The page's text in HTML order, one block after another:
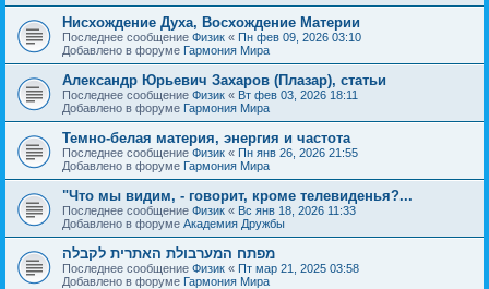
Нисхождение Духа, Восхождение Материи
Последнее сообщение Физик « Пн фев 09, 2026 03:10
Добавлено в форуме Гармония Мира
Александр Юрьевич Захаров (Плазар), статьи
Последнее сообщение Физик « Вт фев 03, 2026 18:11
Добавлено в форуме Гармония Мира
Темно-белая материя, энергия и частота
Последнее сообщение Физик « Пн янв 26, 2026 21:55
Добавлено в форуме Гармония Мира
"Что мы видим, - говорит, кроме телевиденья?...
Последнее сообщение Физик « Вс янв 18, 2026 11:33
Добавлено в форуме Академия Дружбы
מפתח המערבולת האתרית לקבלה
Последнее сообщение Физик « Пт мар 21, 2025 03:58
Добавлено в форуме Гармония Мира